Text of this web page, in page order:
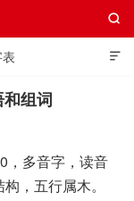

英语词典

组词
，多音字，读音
，五行属木。